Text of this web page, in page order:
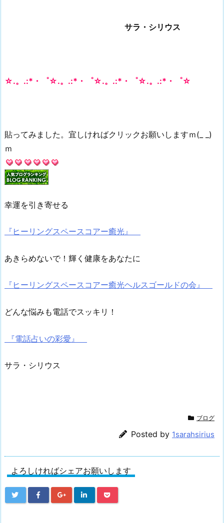
サラ・シリウス
☆.。.:*・゜☆.。.:*・゜☆.。.:*・゜☆.。.:*・゜☆
貼ってみました。宜しければクリックお願いしますｍ(_ _)
ｍ
幸運を引き寄せる
『ヒーリングスペースコアー癒光』
あきらめないで！輝く健康をあなたに
『ヒーリングスペースコアー癒光ヘルスゴールドの会』
どんな悩みも電話でスッキリ！
『電話占いの彩愛』
サラ・シリウス
ブログ
Posted by 1sarahsirius
よろしければシェアお願いします